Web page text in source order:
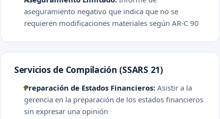
aseguramiento negativo que indica que no se
requieren modificaciones materiales según AR-C 90
Servicios de Compilación (SSARS 21)
Preparación de Estados Financieros: Asistir a la
gerencia en la preparación de los estados financieros
sin expresar una opinión